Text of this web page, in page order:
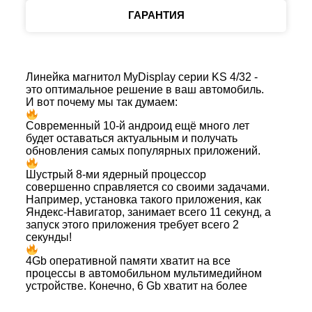
ГАРАНТИЯ
Линейка магнитол MyDisplay серии KS 4/32 -
это оптимальное решение в ваш автомобиль.
И вот почему мы так думаем:
Современный 10-й андроид ещё много лет
будет оставаться актуальным и получать
обновления самых популярных приложений.
Шустрый 8-ми ядерный процессор
совершенно справляется со своими задачами.
Например, установка такого приложения, как
Яндекс-Навигатор, занимает всего 11 секунд, а
запуск этого приложения требует всего 2
секунды!
4Gb оперативной памяти хватит на все
процессы в автомобильном мультимедийном
устройстве. Конечно, 6 Gb хватит на более